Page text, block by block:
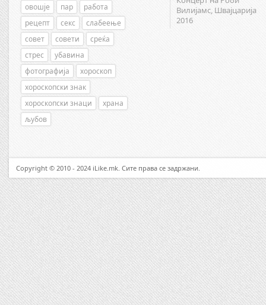
овошје
пар
работа
рецепт
секс
слабеење
совет
совети
среќа
стрес
убавина
фотографија
хороскоп
хороскопски знак
хороскопски знаци
храна
љубов
Вилијамс, Швајцарија
2016
Copyright © 2010 - 2024 iLike.mk. Сите права се задржани.